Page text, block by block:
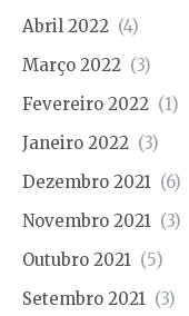
Abril 2022 (4)
Março 2022 (3)
Fevereiro 2022 (1)
Janeiro 2022 (3)
Dezembro 2021 (6)
Novembro 2021 (3)
Outubro 2021 (5)
Setembro 2021 (3)